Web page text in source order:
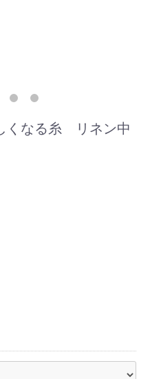
くなる糸 リネン中